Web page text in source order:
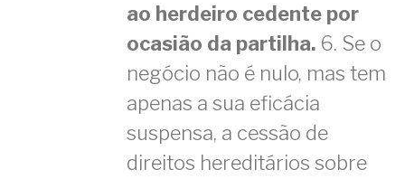
ao herdeiro cedente por
ocasião da partilha. 6. Se o
negócio não é nulo, mas tem
apenas a sua eficácia
suspensa, a cessão de
direitos hereditários sobre